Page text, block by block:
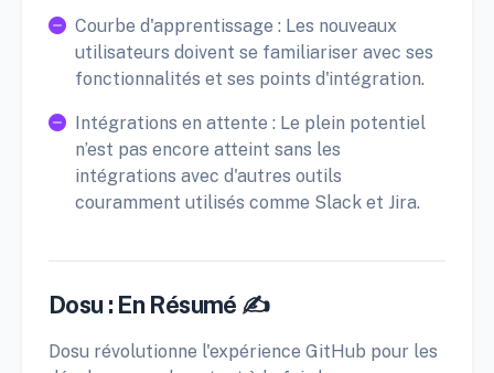
Courbe d'apprentissage : Les nouveaux
utilisateurs doivent se familiariser avec ses
fonctionnalités et ses points d'intégration.
Intégrations en attente : Le plein potentiel
n’est pas encore atteint sans les
intégrations avec d'autres outils
couramment utilisés comme Slack et Jira.
Dosu : En Résumé ✍️
Dosu révolutionne l'expérience GitHub pour les